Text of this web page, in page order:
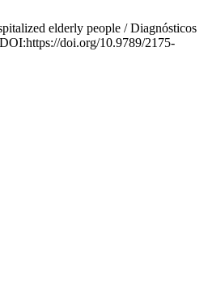
elderly people / Diagnósticos
doi.org/10.9789/2175-